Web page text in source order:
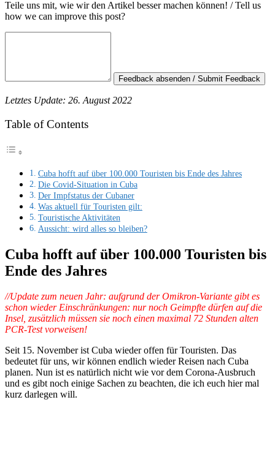
Teile uns mit, wie wir den Artikel besser machen können! / Tell us
how we can improve this post?
Feedback absenden / Submit Feedback
Letztes Update: 26. August 2022
Table of Contents
Cuba hofft auf über 100.000 Touristen bis Ende des Jahres
Die Covid-Situation in Cuba
Der Impfstatus der Cubaner
Was aktuell für Touristen gilt:
Touristische Aktivitäten
Aussicht: wird alles so bleiben?
Cuba hofft auf über 100.000 Touristen bis
Ende des Jahres
//Update zum neuen Jahr: aufgrund der Omikron-Variante gibt es
schon wieder Einschränkungen: nur noch Geimpfte dürfen auf die
Insel, zusätzlich müssen sie noch einen maximal 72 Stunden alten
PCR-Test vorweisen!
Seit 15. November ist Cuba wieder offen für Touristen. Das
bedeutet für uns, wir können endlich wieder Reisen nach Cuba
planen. Nun ist es natürlich nicht wie vor dem Corona-Ausbruch
und es gibt noch einige Sachen zu beachten, die ich euch hier mal
kurz darlegen will.